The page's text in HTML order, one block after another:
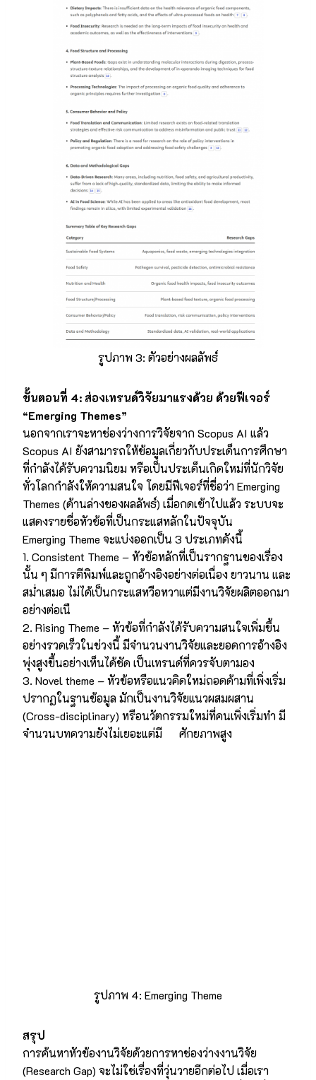
รูปภาพ 3: ตัวอย่างผลลัพธ์
ขั้นตอนที่ 4: ส่องเทรนด์วิจัยมาแรงด้วย ด้วยฟีเจอร์
“Emerging Themes”
นอกจากเราจะหาช่องว่างการวิจัยจาก Scopus AI แล้ว
Scopus AI ยังสามารถให้ข้อมูลเกี่ยวกับประเด็นการศึกษา
ที่กำลังได้รับความนิยม หรือเป็นประเด็นเกิดใหม่ที่นักวิจัย
ทั่วโลกกำลังให้ความสนใจ โดยมีฟีเจอร์ที่ชื่อว่า Emerging
Themes (ด้านล่างของผลลัพธ์) เมื่อกดเข้าไปแล้ว ระบบจะ
แสดงรายชื่อหัวข้อที่เป็นกระแสหลักในปัจจุบัน
Emerging Theme จะแบ่งออกเป็น 3 ประเภทดังนี้
1. Consistent Theme – หัวข้อหลักที่เป็นรากฐานของเรื่อง
นั้น ๆ มีการตีพิมพ์และถูกอ้างอิงอย่างต่อเนื่อง ยาวนาน และ
สม่ำเสมอ ไม่ได้เป็นกระแสหวือหวาแต่มีงานวิจัยผลิตออกมา
อย่างต่อเนื
2. Rising Theme – หัวข้อที่กำลังได้รับความสนใจเพิ่มขึ้น
อย่างรวดเร็วในช่วงนี้ มีจำนวนงานวิจัยและยอดการอ้างอิง
พุ่งสูงขึ้นอย่างเห็นได้ชัด เป็นเทรนด์ที่ควรจับตามอง
3. Novel theme – หัวข้อหรือแนวคิดใหม่ถอดด้ามที่เพิ่งเริ่ม
ปรากฏในฐานข้อมูล มักเป็นงานวิจัยแนวผสมผสาน
(Cross-disciplinary) หรือนวัตกรรมใหม่ที่คนเพิ่งเริ่มทำ มี
จำนวนบทความยังไม่เยอะแต่มี ศักยภาพสูง
รูปภาพ 4: Emerging Theme
สรุป
การค้นหาหัวข้องานวิจัยด้วยการหาช่องว่างงานวิจัย
(Research Gap) จะไม่ใช่เรื่องที่วุ่นวายอีกต่อไป เมื่อเรา